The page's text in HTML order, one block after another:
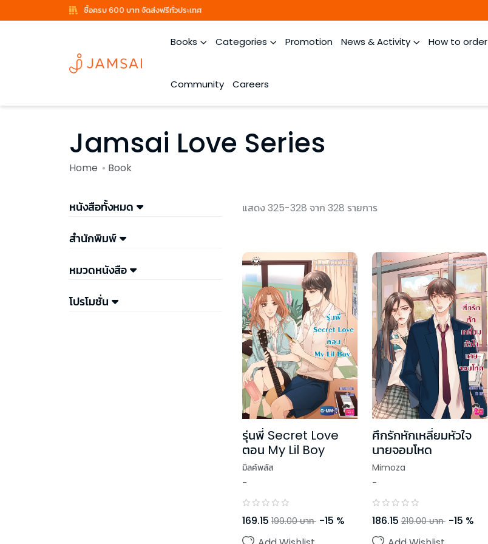
ซื้อครบ 600 บาท จัดส่งฟรีทั่วประเทศ
Books Categories Promotion News & Activity How to order
Community Careers
Jamsai Love Series
Home Book
หนังสือทั้งหมด
สำนักพิมพ์
หมวดหนังสือ
โปรโมชั่น
แสดง 325-328 จาก 328 รายการ
รุ่นพี่ Secret Love
ตอน My Lil Boy
มิลค์พลัส
-
169.15 199.00 บาท -15 %
ศึกรักหักเหลี่ยมหัวใจ
นายจอมโหด
Mimoza
-
186.15 219.00 บาท -15 %